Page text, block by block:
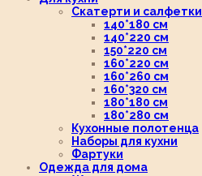
Скатерти и салфетки
140*180 см
140*220 см
150*220 см
160*220 см
160*260 см
160*320 см
180*180 см
180*280 см
Кухонные полотенца
Наборы для кухни
Фартуки
Одежда для дома